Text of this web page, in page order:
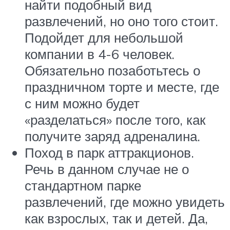
найти подобный вид
развлечений, но оно того стоит.
Подойдет для небольшой
компании в 4-6 человек.
Обязательно позаботьтесь о
праздничном торте и месте, где
с ним можно будет
«разделаться» после того, как
получите заряд адреналина.
Поход в парк аттракционов.
Речь в данном случае не о
стандартном парке
развлечений, где можно увидеть
как взрослых, так и детей. Да,